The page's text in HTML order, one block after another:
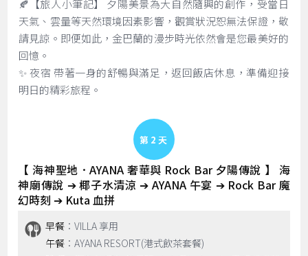
🍂【旅人小筆記】 夕陽美景為大自然隨興的創作，受當日
天氣、雲量等天然環境因素影響，觀賞狀況恕無法保證，敬
請見諒。即便如此，金巴蘭的漫步時光依然會是您最美好的
回憶。
✨ 夜宿 帶著一身的舒暢與滿足，返回飯店休息，準備迎接
明日的精彩旅程。
Day 2
【 海神聖地．AYANA 奢華與 Rock Bar 夕陽傳說 】 海
神廟傳說 ➔ 椰子水清涼 ➔ AYANA 午宴 ➔ Rock Bar 魔
幻時刻 ➔ Kuta 血拼
早餐 ：VILLA 享用
午餐 ：AYANA RESORT(港式飲茶套餐)